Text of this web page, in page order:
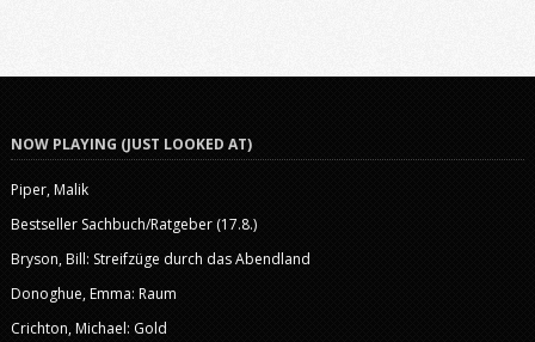
NOW PLAYING (JUST LOOKED AT)
Piper, Malik
Bestseller Sachbuch/Ratgeber (17.8.)
Bryson, Bill: Streifzüge durch das Abendland
Donoghue, Emma: Raum
Crichton, Michael: Gold